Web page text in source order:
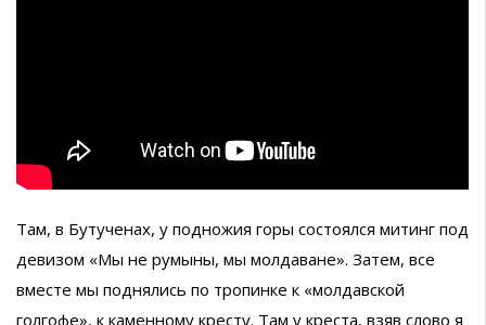
Там, в Бутученах, у подножия горы состоялся митинг под
девизом «Мы не румыны, мы молдаване». Затем, все
вместе мы поднялись по тропинке к «молдавской
голгофе», к каменному кресту. Там у креста, взяв слово я